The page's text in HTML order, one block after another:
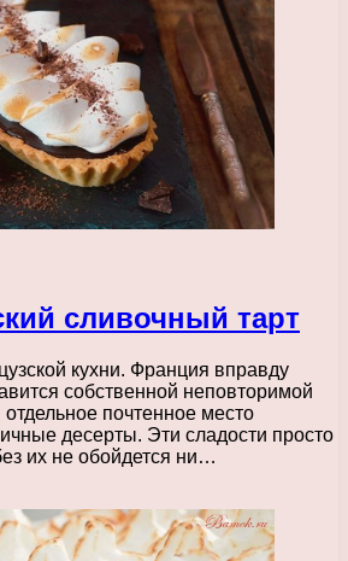
сливочный тарт
кухни. Франция вправду
собственной неповторимой
отдельное почтенное место
десерты. Эти сладости просто
их не обойдется ни…